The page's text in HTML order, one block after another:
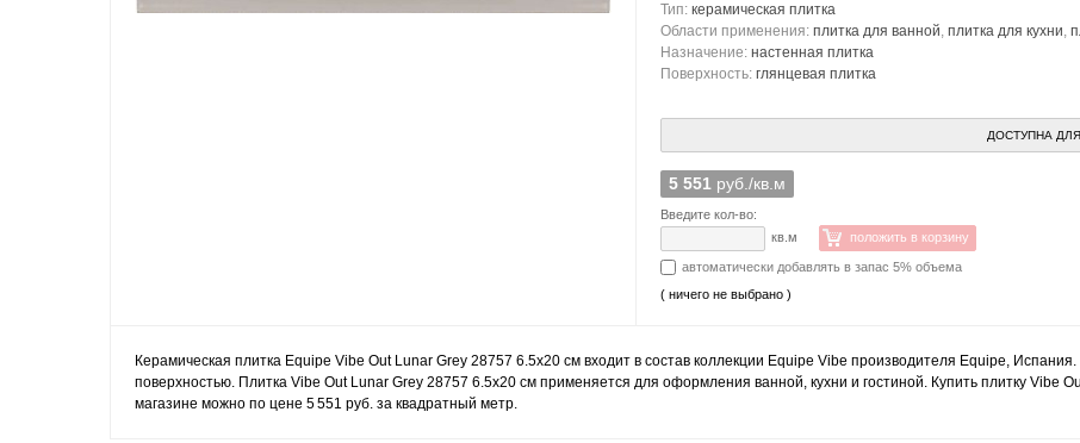
Тип: керамическая плитка
Области применения: плитка для ванной, плитка для кухни,
Назначение: настенная плитка
Поверхность: глянцевая плитка
ДОСТУПНА
5 551 руб./кв.м
Введите кол-во:
кв.м
положить в корзину
автоматически добавлять в запас 5% объема
( ничего не выбрано )
Керамическая плитка Equipe Vibe Out Lunar Grey 28757 6.5x20 см входит в состав коллекции Equipe Vibe производителя Equipe,
поверхностью. Плитка Vibe Out Lunar Grey 28757 6.5x20 см применяется для оформления ванной, кухни и гостиной. Купить плитку Vibe
магазине можно по цене 5 551 руб. за квадратный метр.